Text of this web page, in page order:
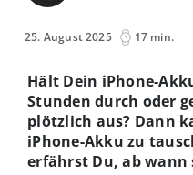
25. August 2025 17 min.
Hält Dein iPhone-
Stunden durch oder
plötzlich aus? Dann
iPhone-Akku zu
erfährst Du, ab wann